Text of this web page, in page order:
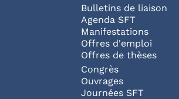
Bulletins de liaison
Agenda SFT
Manifestations
Offres d'emploi
Offres de thèses
Congrès
Ouvrages
Journées SFT